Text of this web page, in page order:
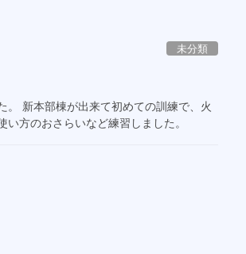
未分類
新本部棟が出来て初めての訓練で、火
方のおさらいなど練習しました。